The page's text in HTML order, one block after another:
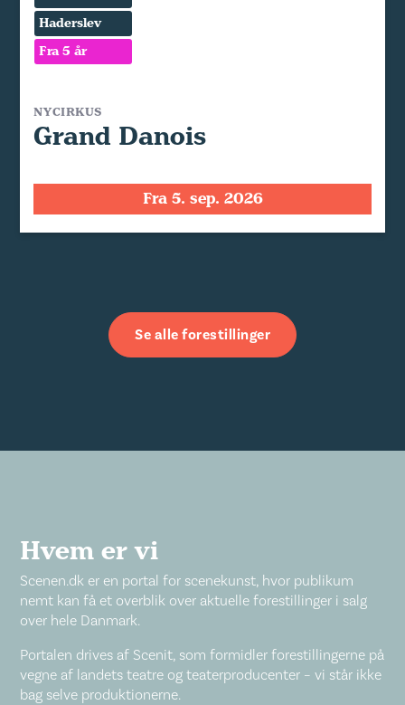
Haderslev
Fra 5 år
NYCIRKUS
Grand Danois
Fra 5. sep. 2026
Se alle forestillinger
Hvem er vi
Scenen.dk er en portal for scenekunst, hvor publikum
nemt kan få et overblik over aktuelle forestillinger i salg
over hele Danmark.
Portalen drives af Scenit, som formidler forestillingerne på
vegne af landets teatre og teaterproducenter – vi står ikke
bag selve produktionerne.